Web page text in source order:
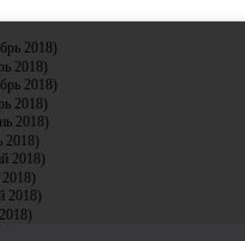
2018)
2018)
2018)